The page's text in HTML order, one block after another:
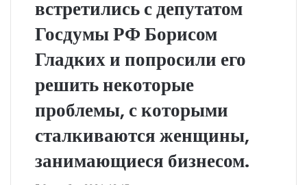
встретились с депутатом
Госдумы РФ Борисом
Гладких и попросили его
решить некоторые
проблемы, с которыми
сталкиваются женщины,
занимающиеся бизнесом.